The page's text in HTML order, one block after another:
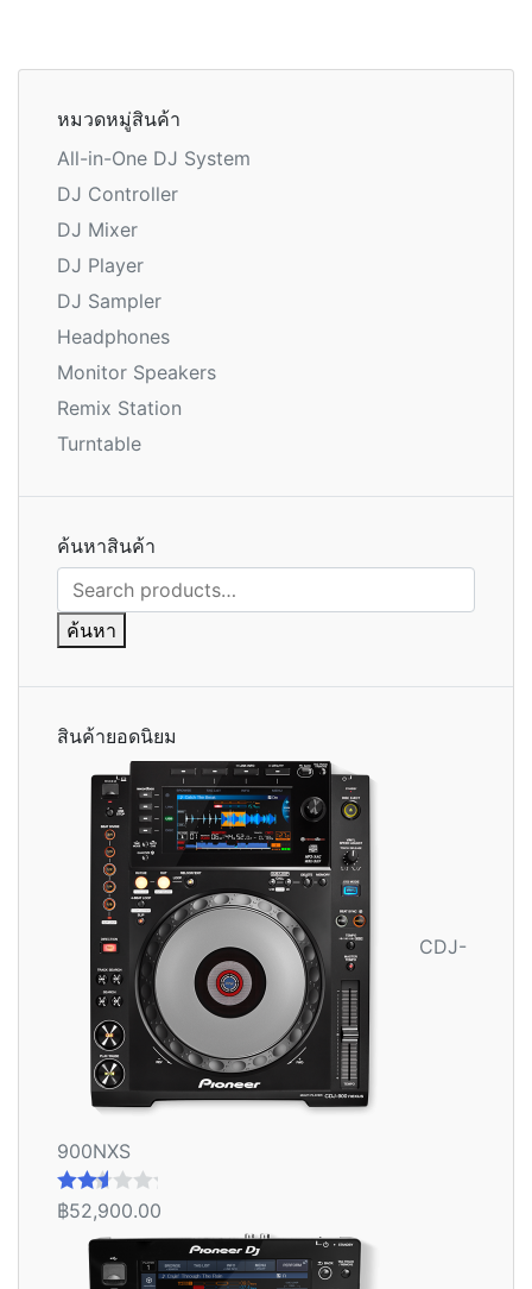
หมวดหมู่สินค้า
All-in-One DJ System
DJ Controller
DJ Mixer
DJ Player
DJ Sampler
Headphones
Monitor Speakers
Remix Station
Turntable
ค้นหาสินค้า
ค้นหา:
ค้นหา
สินค้ายอดนิยม
CDJ-
900NXS
ให้
คะแน
2.56
฿52,900.00